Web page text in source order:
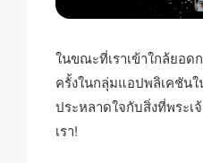
ในขณะที่เราเข้าใกล้ยอ
ครั้งในกลุ่มแอปพลิเคชันใ
ประหลาดใจกับสิ่งที่พระเ
เรา!